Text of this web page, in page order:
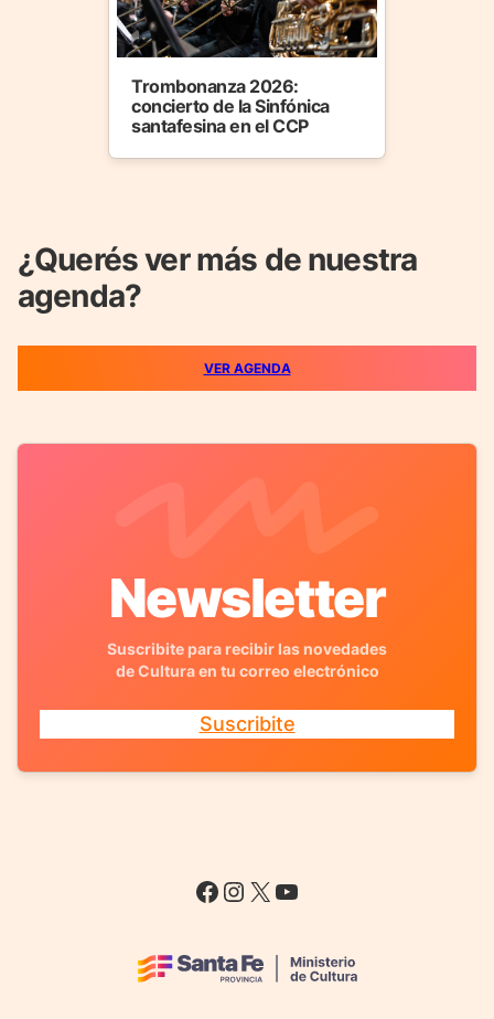
Trombonanza 2026:
concierto de la Sinfónica
santafesina en el CCP
¿Querés ver más de nuestra
agenda?
VER AGENDA
Newsletter
Suscribite para recibir las novedades
de Cultura en tu correo electrónico
Suscribite
Facebook
Instagram
X YouTube